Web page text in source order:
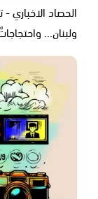
الحصاد
ولبنان... واحتجاجاتٌ